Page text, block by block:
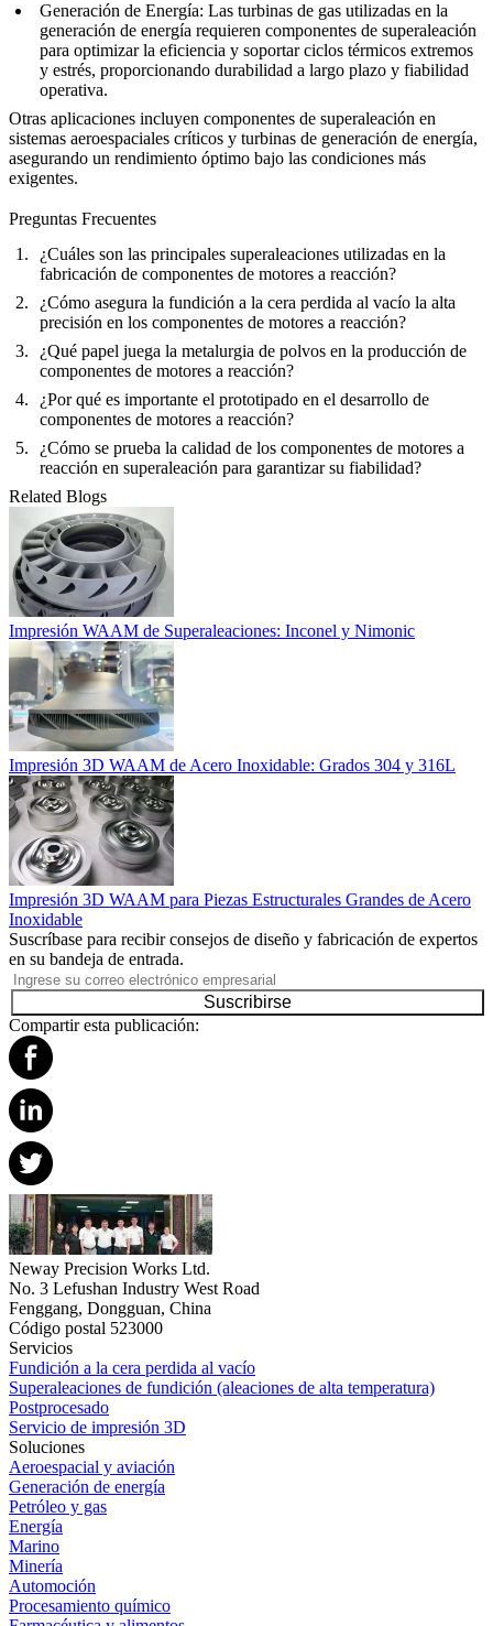
Generación de Energía: Las turbinas de gas utilizadas en la
generación de energía requieren componentes de superaleación
para optimizar la eficiencia y soportar ciclos térmicos extremos
y estrés, proporcionando durabilidad a largo plazo y fiabilidad
operativa.
Otras aplicaciones incluyen componentes de superaleación en
sistemas aeroespaciales críticos y turbinas de generación de energía,
asegurando un rendimiento óptimo bajo las condiciones más
exigentes.
Preguntas Frecuentes
¿Cuáles son las principales superaleaciones utilizadas en la
fabricación de componentes de motores a reacción?
¿Cómo asegura la fundición a la cera perdida al vacío la alta
precisión en los componentes de motores a reacción?
¿Qué papel juega la metalurgia de polvos en la producción de
componentes de motores a reacción?
¿Por qué es importante el prototipado en el desarrollo de
componentes de motores a reacción?
¿Cómo se prueba la calidad de los componentes de motores a
reacción en superaleación para garantizar su fiabilidad?
Related Blogs
Impresión WAAM de Superaleaciones: Inconel y Nimonic
Impresión 3D WAAM de Acero Inoxidable: Grados 304 y 316L
Impresión 3D WAAM para Piezas Estructurales Grandes de Acero
Inoxidable
Suscríbase para recibir consejos de diseño y fabricación de expertos
en su bandeja de entrada.
Suscribirse
Compartir esta publicación:
Neway Precision Works Ltd.
No. 3 Lefushan Industry West Road
Fenggang, Dongguan, China
Código postal 523000
Servicios
Fundición a la cera perdida al vacío
Superaleaciones de fundición (aleaciones de alta temperatura)
Postprocesado
Servicio de impresión 3D
Soluciones
Aeroespacial y aviación
Generación de energía
Petróleo y gas
Energía
Marino
Minería
Automoción
Procesamiento químico